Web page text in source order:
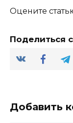
Оцените
Поделиться
Добавить